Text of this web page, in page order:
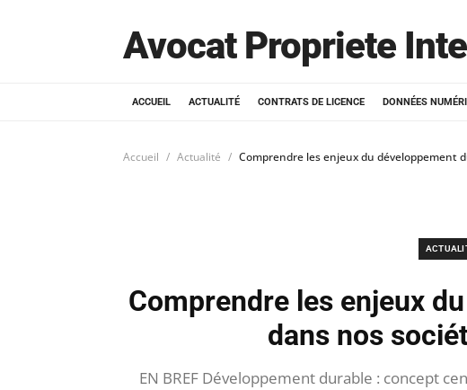
Avocat Propriete
ACCUEIL ACTUALITÉ CONTRATS DE LICENCE DONNÉES
Accueil Actualité Comprendre les enjeux du développement
Comprendre les enjeux
dans nos
EN BREF Développement durable : concept